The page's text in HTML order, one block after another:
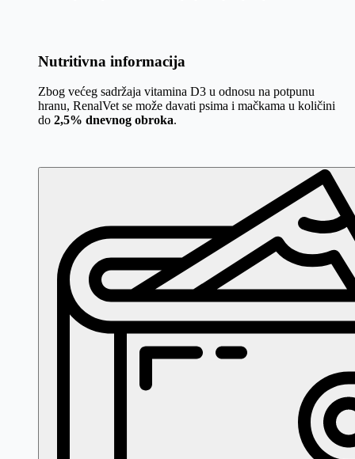
Nutritivna informacija
Zbog većeg sadržaja vitamina D3 u odnosu na potpunu
hranu, RenalVet se može davati psima i mačkama u količini
do 2,5% dnevnog obroka.